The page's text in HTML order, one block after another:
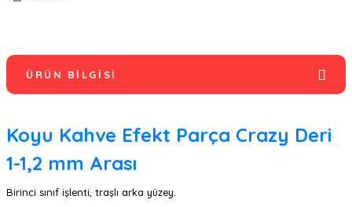
ÜRÜN BILGISI
Koyu Kahve Efekt Parça Crazy Deri
1-1,2 mm Arası
Birinci sınıf işlenti, traşlı arka yüzey.